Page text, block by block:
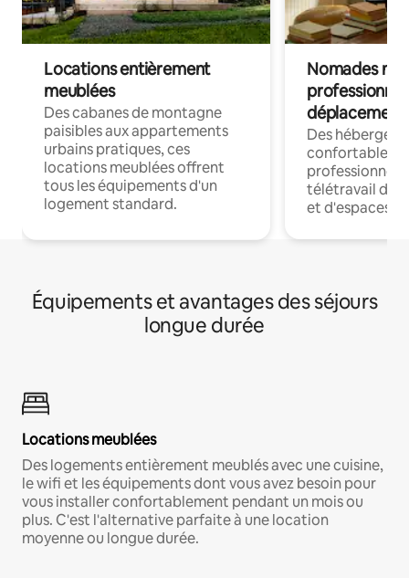
Locations entièrement
meublées
Des cabanes de montagne
paisibles aux appartements
urbains pratiques, ces
locations meublées offrent
tous les équipements d'un
logement standard.
Nomades
déplacement
Des
confortables
professionnels
télétravail
et d'espaces
Équipements et avantages des séjours
longue durée
Locations meublées
Des logements entièrement meublés avec une cuisine,
le wifi et les équipements dont vous avez besoin pour
vous installer confortablement pendant un mois ou
plus. C'est l'alternative parfaite à une location
moyenne ou longue durée.